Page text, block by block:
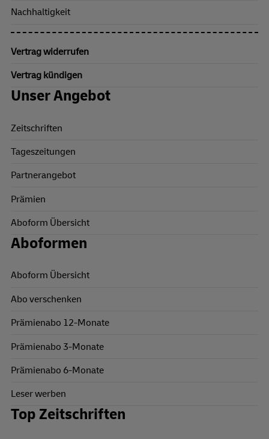
Nachhaltigkeit
Vertrag widerrufen
Vertrag kündigen
Unser Angebot
Zeitschriften
Tageszeitungen
Partnerangebot
Prämien
Aboform Übersicht
Aboformen
Aboform Übersicht
Abo verschenken
Prämienabo 12-Monate
Prämienabo 3-Monate
Prämienabo 6-Monate
Leser werben
Top Zeitschriften